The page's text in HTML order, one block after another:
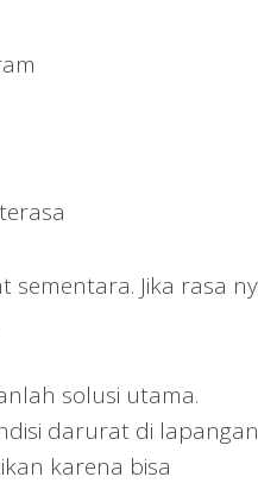
Jika rasa
solusi utama.
darurat di
karena bisa